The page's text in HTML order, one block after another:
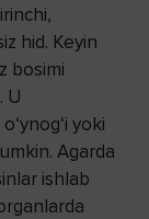
hid. Keyin
bosimi
U
yoki
Agarda
ishlab